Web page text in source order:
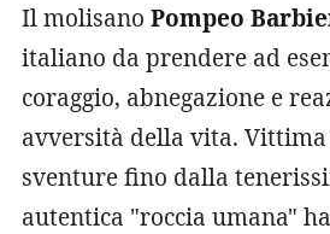
Il molisano Pompeo
italiano da prendere ad
coraggio, abnegazione e
avversità della vita.
sventure fino dalla
autentica "roccia umana"